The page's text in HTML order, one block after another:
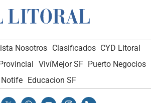
Nosotros Clasificados CYD Litoral
VivíMejor SF Puerto Negocios
Notife Educacion SF